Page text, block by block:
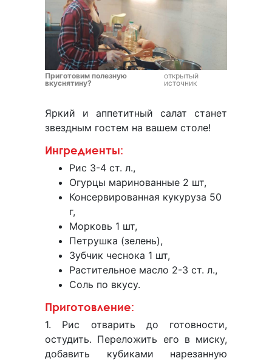
Приготовим полезную
вкуснятину?
открытый
источник
Яркий и аппетитный салат станет
звездным гостем на вашем столе!
Ингредиенты:
Рис 3-4 ст. л.,
Огурцы маринованные 2 шт,
Консервированная кукуруза 50
г,
Морковь 1 шт,
Петрушка (зелень),
Зубчик чеснока 1 шт,
Растительное масло 2-3 ст. л.,
Соль по вкусу.
Приготовление:
1. Рис отварить до готовности,
остудить. Переложить его в миску,
добавить кубиками нарезанную